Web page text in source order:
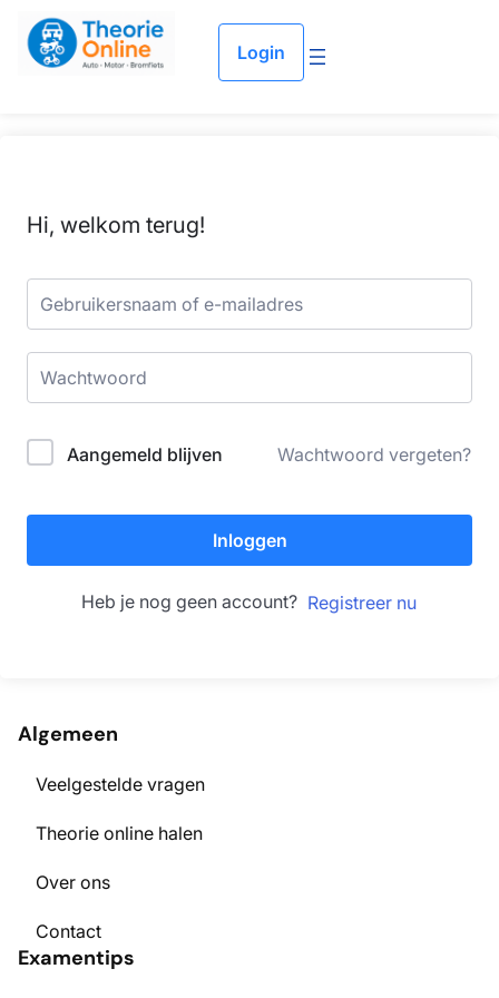
Login
Hi, welkom terug!
Aangemeld blijven Wachtwoord vergeten?
Inloggen
Heb je nog geen account? Registreer nu
Algemeen
Veelgestelde vragen
Theorie online halen
Over ons
Contact
Examentips